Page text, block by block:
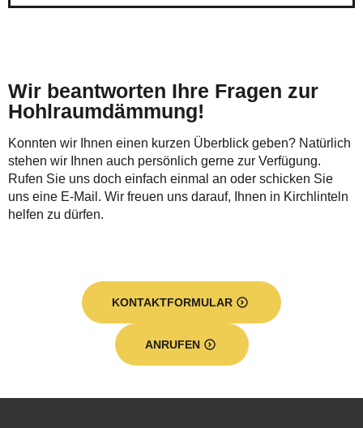
Wir beantworten Ihre Fragen zur
Hohlraumdämmung!
Konnten wir Ihnen einen kurzen Überblick geben? Natürlich
stehen wir Ihnen auch persönlich gerne zur Verfügung.
Rufen Sie uns doch einfach einmal an oder schicken Sie
uns eine E-Mail. Wir freuen uns darauf, Ihnen in Kirchlinteln
helfen zu dürfen.
KONTAKTFORMULAR
ANRUFEN